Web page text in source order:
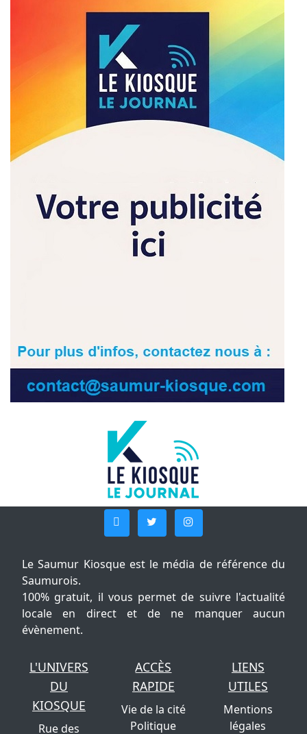
Le Saumur Kiosque est le média de référence du
Saumurois.
100% gratuit, il vous permet de suivre l'actualité
locale en direct et de ne manquer aucun
évènement.
L'UNIVERS
DU
KIOSQUE
Rue des
ACCÈS
RAPIDE
Vie de la cité
Politique
LIENS
UTILES
Mentions
légales